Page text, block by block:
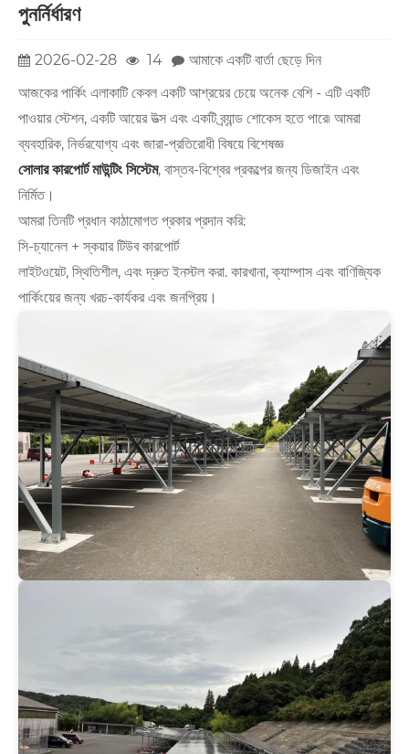
পুনর্নির্ধারণ
2026-02-28 14
আমাকে একটি বার্তা ছেড়ে দিন
আজকের পার্কিং এলাকাটি কেবল একটি আশ্রয়ের চেয়ে অনেক বেশি - এটি একটি
পাওয়ার স্টেশন, একটি আয়ের উত্স এবং একটি ব্র্যান্ড শোকেস হতে পারে৷ আমরা
ব্যবহারিক, নির্ভরযোগ্য এবং জারা-প্রতিরোধী বিষয়ে বিশেষজ্ঞ
সোলার কারপোর্ট মাউন্টিং সিস্টেম, বাস্তব-বিশ্বের প্রকল্পের জন্য ডিজাইন এবং
নির্মিত।
আমরা তিনটি প্রধান কাঠামোগত প্রকার প্রদান করি:
সি-চ্যানেল + স্কয়ার টিউব কারপোর্ট
লাইটওয়েট, স্থিতিশীল, এবং দ্রুত ইনস্টল করা. কারখানা, ক্যাম্পাস এবং বাণিজ্যিক
পার্কিংয়ের জন্য খরচ-কার্যকর এবং জনপ্রিয়।